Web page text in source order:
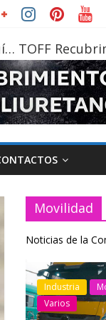
TOFF
Movilidad
Noticias de la
Industria
Varios